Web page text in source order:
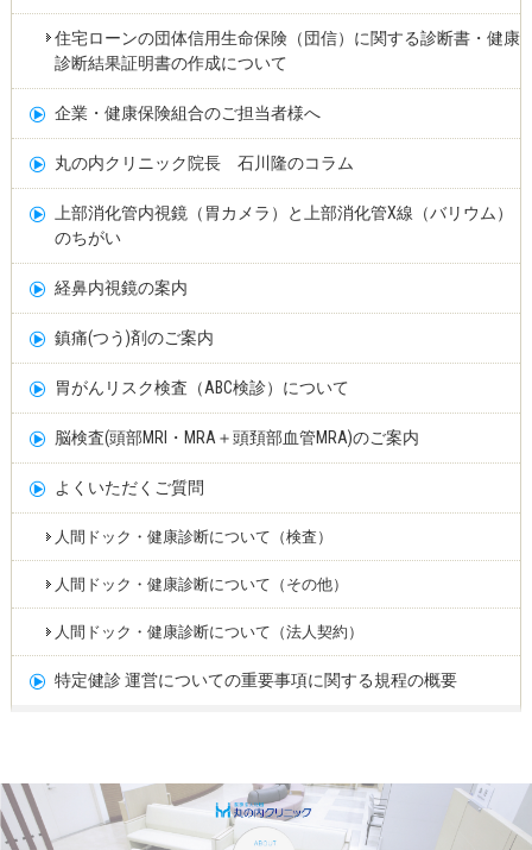
住宅ローンの団体信用生命保険（団信）に関する診断書・健康
診断結果証明書の作成について
企業・健康保険組合のご担当者様へ
丸の内クリニック院長 石川隆のコラム
上部消化管内視鏡（胃カメラ）と上部消化管X線（バリウム）
のちがい
経鼻内視鏡の案内
鎮痛(つう)剤のご案内
胃がんリスク検査（ABC検診）について
脳検査(頭部MRI・MRA＋頭頚部血管MRA)のご案内
よくいただくご質問
人間ドック・健康診断について（検査）
人間ドック・健康診断について（その他）
人間ドック・健康診断について（法人契約）
特定健診 運営についての重要事項に関する規程の概要